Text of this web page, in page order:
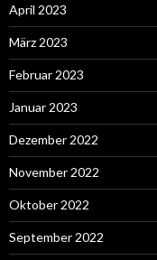
April 2023
März 2023
Februar 2023
Januar 2023
Dezember 2022
November 2022
Oktober 2022
September 2022